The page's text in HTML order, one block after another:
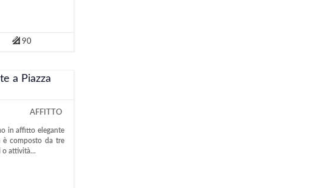
90
a Piazza
AFFITTO
in affitto elegante
è composto da tre
o attività...